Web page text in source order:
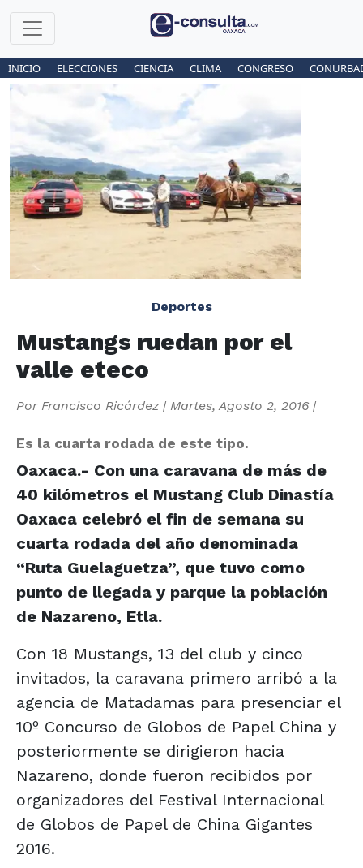
INICIO ELECCIONES CIENCIA CLIMA CONGRESO
Deportes
Mustangs ruedan por el
valle eteco
Por Francisco Ricárdez | Martes, Agosto 2, 2016 |
Es la cuarta rodada de este tipo.
Oaxaca.- Con una caravana de más de
40 kilómetros el Mustang Club Dinastía
Oaxaca celebró el fin de semana su
cuarta rodada del año denominada
“Ruta Guelaguetza”, que tuvo como
punto de llegada y parque la población
de Nazareno, Etla.
Con 18 Mustangs, 13 del club y cinco
invitados, la caravana primero arribó a la
agencia de Matadamas para presenciar el
10º Concurso de Globos de Papel China y
posteriormente se dirigieron hacia
Nazareno, donde fueron recibidos por
organizadores del Festival Internacional
de Globos de Papel de China Gigantes
2016.